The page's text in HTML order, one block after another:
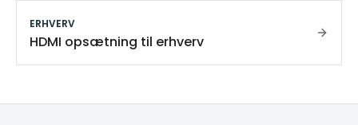
ERHVERV
HDMI opsætning til erhverv